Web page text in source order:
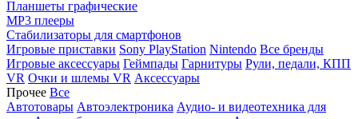
Планшеты графические
MP3 плееры
Стабилизаторы для смартфонов
Игровые приставки Sony PlayStation Nintendo Все бренды
Игровые аксессуары Геймпады Гарнитуры Рули, педали, КПП
VR Очки и шлемы VR Аксессуары
Прочее Все
Автотовары Автоэлектроника Аудио- и видеотехника для